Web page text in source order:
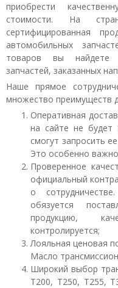
приобрести
стоимости. На
сертифицированная
автомобильных
товаров вы найдете
запчастей, заказанных
Наше прямое
множество преимуществ
Оперативная
на сайте не
смогут запросить
Это особенно
Проверенное
официальный
о
обязуется
продукцию,
контролируется;
Лояльная ценовая
Масло
Широкий выбор
T200, T250, T255,